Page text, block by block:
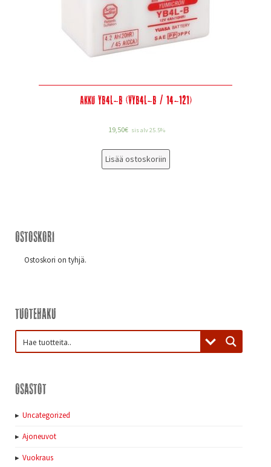
Akku YB4L-B (VYB4L-B / 14-121)
19,50€ sis alv 25.5%
Lisää ostoskoriin
Ostoskori
Ostoskori on tyhjä.
Tuotehaku
Osastot
Uncategorized
Ajoneuvot
Vuokraus